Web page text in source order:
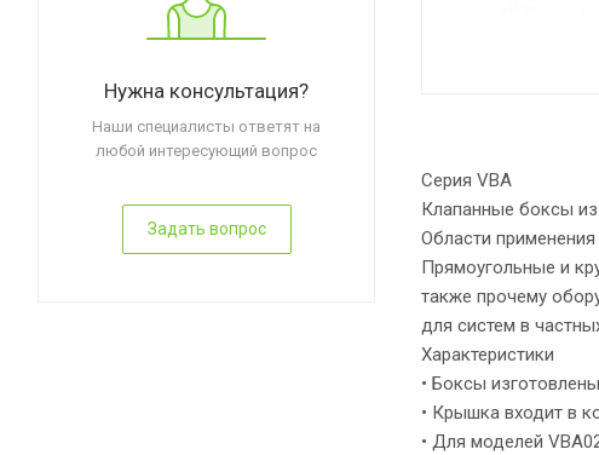
Серия VBA
Клапанные боксы
Области применения
Прямоугольные и
также прочему
для систем в
Характеристики
• Боксы
• Крышка входит в
• Для моделей
Нужна консультация?
Наши специалисты ответят на
любой интересующий вопрос
Задать вопрос